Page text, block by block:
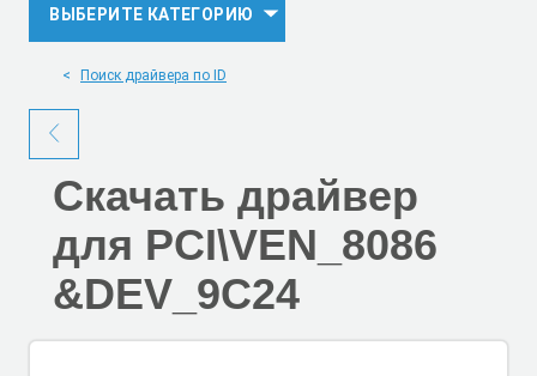
ВЫБЕРИТЕ КАТЕГОРИЮ
Поиск драйвера по ID
Скачать драйвер
для PCI\VEN_8086
&DEV_9C24